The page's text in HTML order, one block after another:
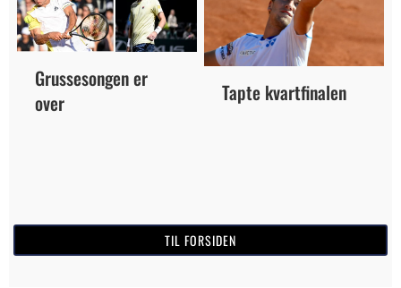
Grussesongen er
over
Tapte kvartfinalen
TIL FORSIDEN